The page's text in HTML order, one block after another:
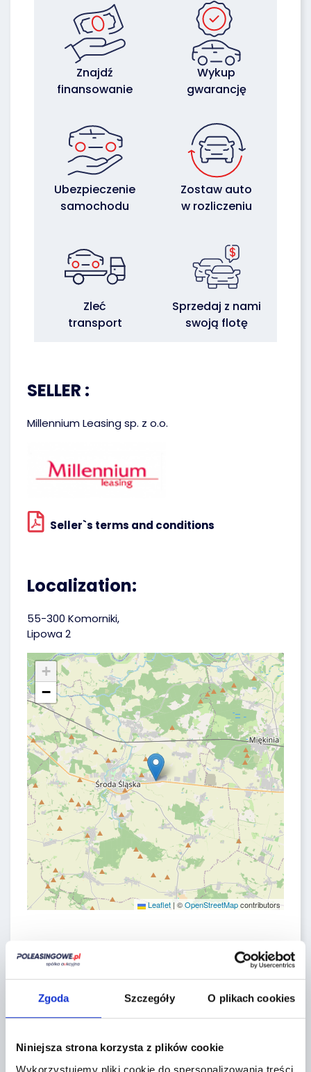
Zgoda Szczegóły O plikach cookies
Niniejsza strona korzysta z plików cookie
Wykorzystujemy pliki cookie do spersonalizowania treści
Znajdź
finansowanie
Wykup
gwarancję
Ubezpieczenie
samochodu
Zostaw auto
w rozliczeniu
Zleć
transport
Sprzedaj z nami
swoją flotę
SELLER :
Millennium Leasing sp. z o.o.
Seller`s terms and conditions
Localization:
55-300 Komorniki,
Lipowa 2
+
−
Leaflet | ©OpenStreetMapcontributors
CONTACT FORM